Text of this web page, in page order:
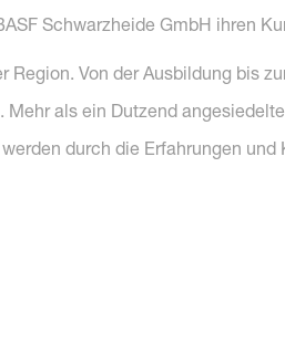
Schwarzheide GmbH ihren
Von der Ausbildung bis
als ein Dutzend
durch die Erfahrungen und